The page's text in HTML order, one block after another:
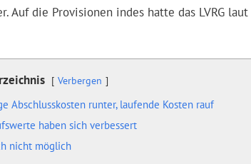
Auf die Provisionen indes hatte das LVRG laut
Verbergen
Abschlusskosten runter, laufende Kosten rauf
haben sich verbessert
nicht möglich